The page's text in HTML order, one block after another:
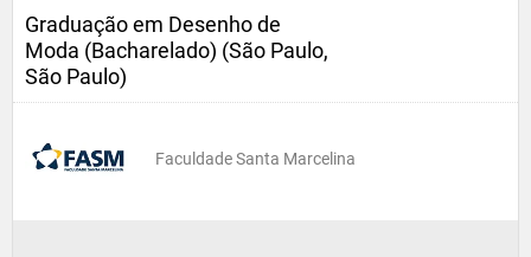
Graduação em Desenho de
Moda (Bacharelado) (São Paulo,
São Paulo)
Faculdade Santa Marcelina